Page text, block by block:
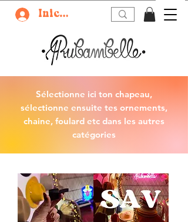
Iniciar sesión
Sélectionne ici ton chapeau,
sélectionne ensuite tes ornements,
chaine, foulard etc dans les autres
catégories